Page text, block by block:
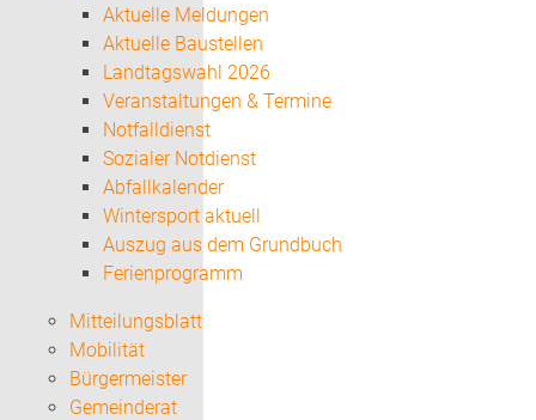
Aktuelle Meldungen
Aktuelle Baustellen
Landtagswahl 2026
Veranstaltungen & Termine
Notfalldienst
Sozialer Notdienst
Abfallkalender
Wintersport aktuell
Auszug aus dem Grundbuch
Ferienprogramm
Mitteilungsblatt
Mobilität
Bürgermeister
Gemeinderat